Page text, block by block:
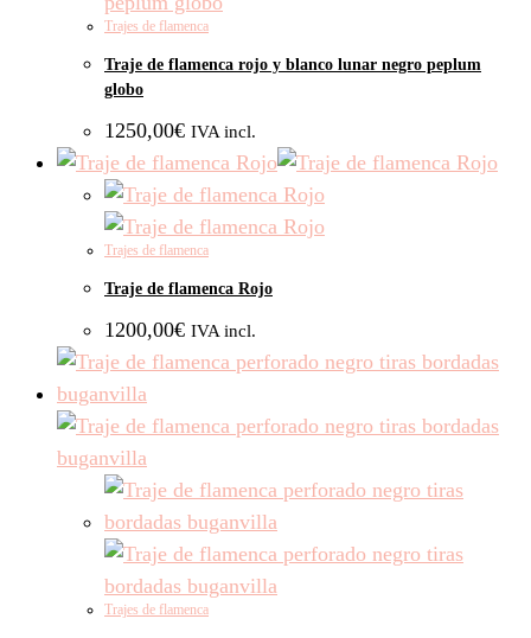
Trajes de flamenca
Traje de flamenca rojo y blanco lunar negro peplum
globo
1250,00€ IVA incl.
Trajes de flamenca
Traje de flamenca Rojo
1200,00€ IVA incl.
Trajes de flamenca